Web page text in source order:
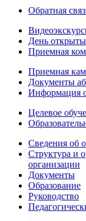
Обратная
День
Приемная
Приемная
Дoкументы
Информация
Целевое
Сведения об
Структура и
организации
Документы
Образование
Руководство